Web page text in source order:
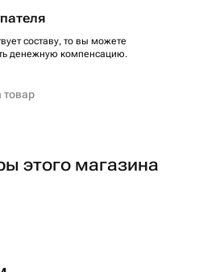
составу, то вы можете
денежную компенсацию.
товар
этого магазина